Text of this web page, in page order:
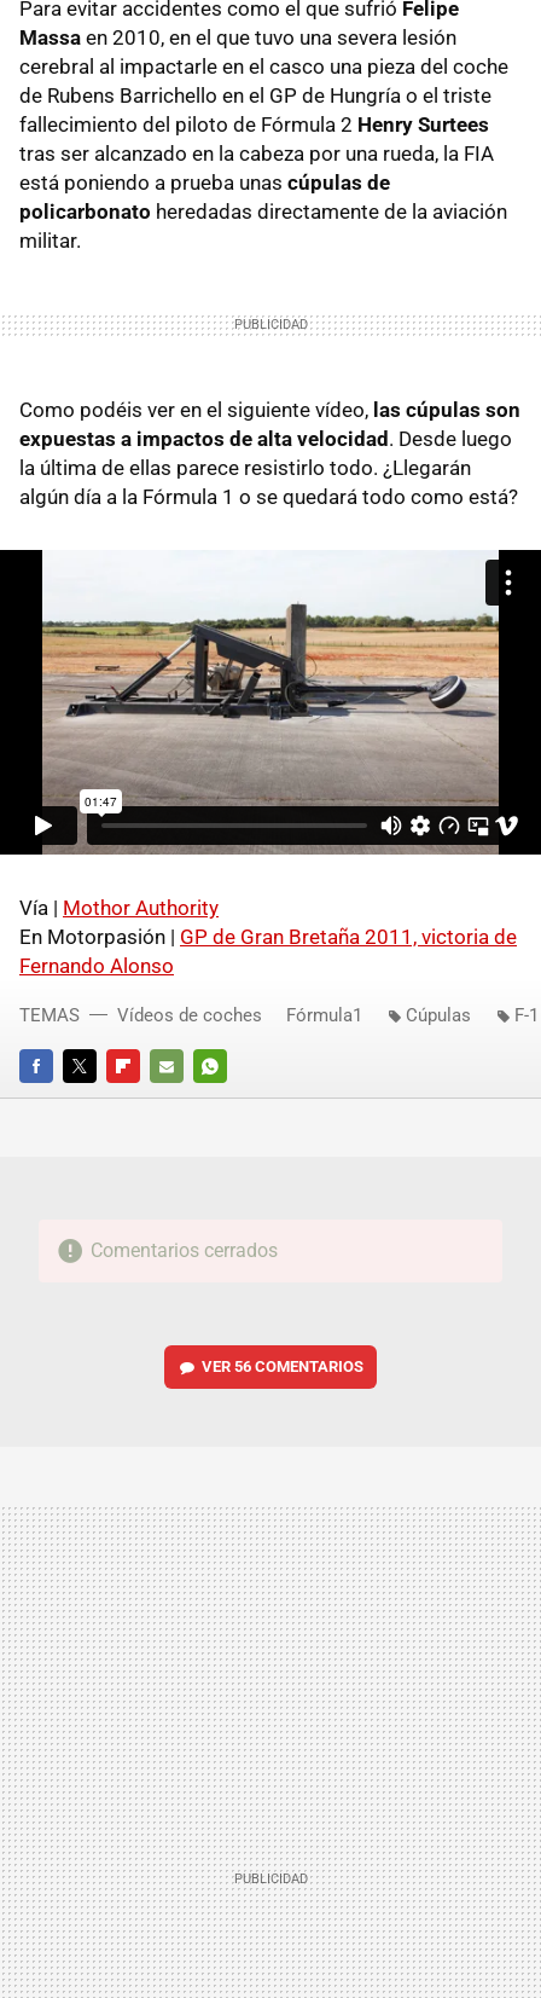
Para evitar accidentes como el que sufrió Felipe
Massa en 2010, en el que tuvo una severa lesión
cerebral al impactarle en el casco una pieza del coche
de Rubens Barrichello en el GP de Hungría o el triste
fallecimiento del piloto de Fórmula 2 Henry Surtees
tras ser alcanzado en la cabeza por una rueda, la FIA
está poniendo a prueba unas cúpulas de
policarbonato heredadas directamente de la aviación
militar.
Como podéis ver en el siguiente vídeo, las cúpulas son
expuestas a impactos de alta velocidad. Desde luego
la última de ellas parece resistirlo todo. ¿Llegarán
algún día a la Fórmula 1 o se quedará todo como está?
Vía | Mothor Authority
En Motorpasión | GP de Gran Bretaña 2011, victoria de
Fernando Alonso
FACEBOOKTWITTERFLIPBOARD
E-
WHATSAPP
TEMAS Vídeos de coches Fórmula1 Cúpulas F-1
Comentarios cerrados
VER 56 COMENTARIOS